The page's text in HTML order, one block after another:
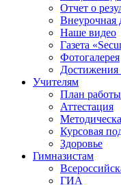
Отчет о
Внеурочная
Наше видео
Газета
Фотогалерея
Достижения
Учителям
План работы
Аттестация
Курсовая
Здоровье
Гимназистам
ГИА